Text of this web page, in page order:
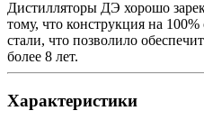
Дистилляторы ДЭ хорошо
тому, что конструкция на
стали, что позволило
более 8 лет.
Характеристики